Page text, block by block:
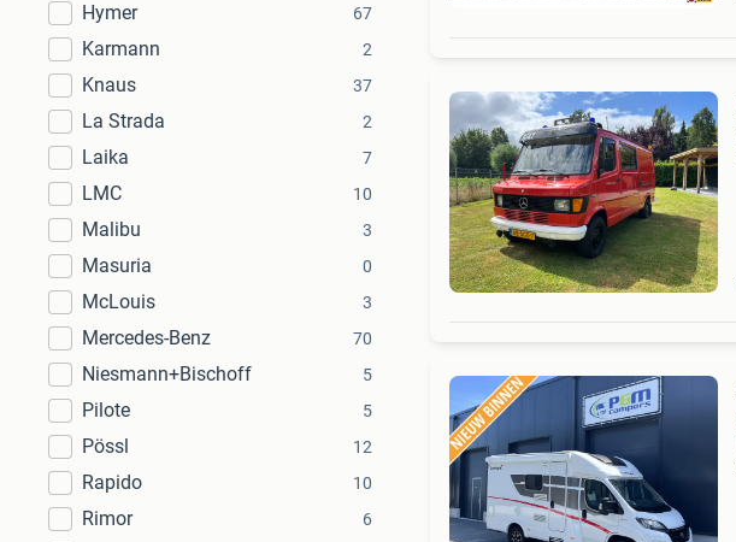
Hymer 67
Karmann 2
Knaus 37
La Strada 2
Laika 7
LMC 10
Malibu 3
Masuria 0
McLouis 3
Mercedes-Benz 70
Niesmann+Bischoff 5
Pilote 5
Pössl 12
Rapido 10
Rimor 6